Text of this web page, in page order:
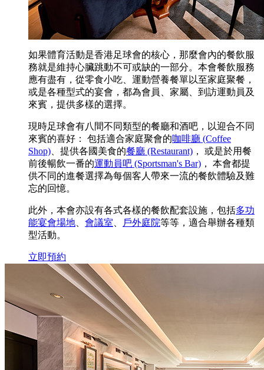
如果體育活動是香港足球會的核心，那麼會內的餐飲服
務就是維持心臟跳動不可或缺的一部分。本會餐飲服務
應有盡有，從零食小吃、運動營養餐單以至家庭聚餐，
或是各種型式的宴會，都為會員、家屬、到訪運動員及
來賓，提供多樣的選擇。
現時足球會有八間不同類型的餐廳和酒吧，以迎合不同
來賓的喜好： 包括適合家庭聚會的咖啡廳 (Coffee
Shop) 、提供各國美食的餐廳 (Restaurant) ， 或是於用餐
前後暢飲一番的運動員吧 (Sportsman's Bar) ， 本會都提
供不同的進餐選擇為每個客人帶來一流的餐飲體驗及難
忘的回憶。
此外，本會亦設有各式各樣的餐飲配套設施，包括多功
能宴會場地
會議室 戶外庭院等等，適合舉辦各種類
型活動。
立即預約